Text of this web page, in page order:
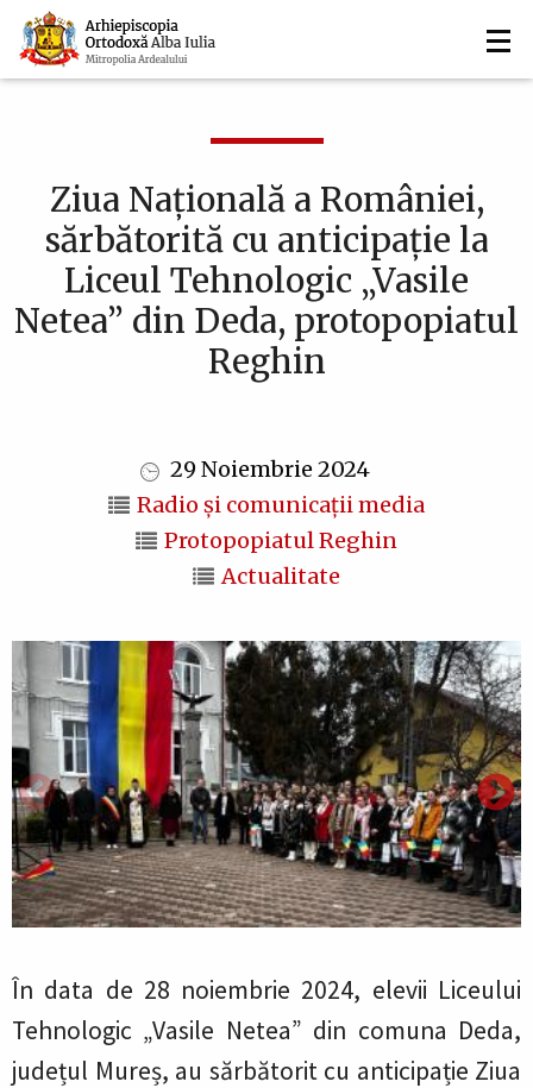
Mergi
la
conţinutul
Navigare
principală
Ziua Națională a României,
sărbătorită cu anticipație la
Liceul Tehnologic „Vasile
Netea” din Deda, protopopiatul
Reghin
29 Noiembrie 2024
Radio și comunicații media
Protopopiatul Reghin
Actualitate
În data de 28 noiembrie 2024, elevii Liceului
Tehnologic „Vasile Netea” din comuna Deda,
județul Mureș, au sărbătorit cu anticipație Ziua